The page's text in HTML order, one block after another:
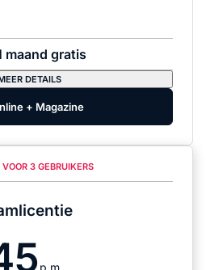
maand gratis
DETAILS
+ Magazine
3 GEBRUIKERS
p.m.